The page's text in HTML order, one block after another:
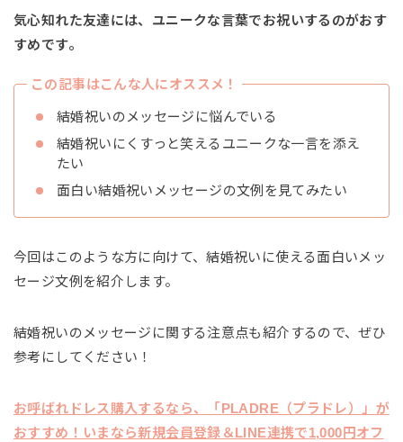
気心知れた友達には、ユニークな言葉でお祝いするのがおす
すめです。
この記事はこんな人にオススメ！
結婚祝いのメッセージに悩んでいる
結婚祝いにくすっと笑えるユニークな一言を添え
たい
面白い結婚祝いメッセージの文例を見てみたい
今回はこのような方に向けて、結婚祝いに使える面白いメッ
セージ文例を紹介します。
結婚祝いのメッセージに関する注意点も紹介するので、ぜひ
参考にしてください！
お呼ばれドレス購入するなら、「PLADRE（プラドレ）」が
おすすめ！いまなら新規会員登録＆LINE連携で1,000円オフ